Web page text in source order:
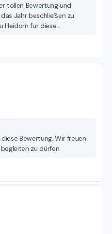
tollen Bewertung und
Jahr beschließen zu
Heidorn für diese
ausführlichen Beratung
Bewertung. Wir freuen
zu dürfen.